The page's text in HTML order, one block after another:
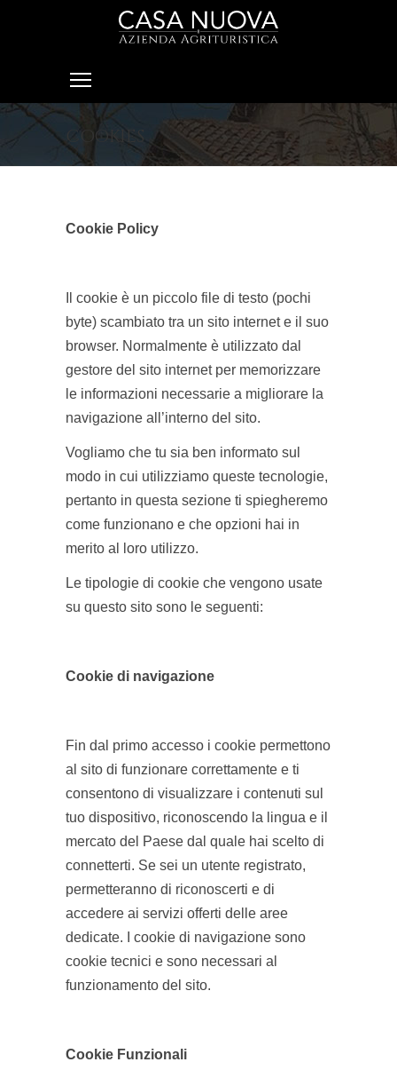
COOKIES
Cookie Policy
Il cookie è un piccolo file di testo (pochi
byte) scambiato tra un sito internet e il suo
browser. Normalmente è utilizzato dal
gestore del sito internet per memorizzare
le informazioni necessarie a migliorare la
navigazione all’interno del sito.
Vogliamo che tu sia ben informato sul
modo in cui utilizziamo queste tecnologie,
pertanto in questa sezione ti spiegheremo
come funzionano e che opzioni hai in
merito al loro utilizzo.
Le tipologie di cookie che vengono usate
su questo sito sono le seguenti:
Cookie di navigazione
Fin dal primo accesso i cookie permettono
al sito di funzionare correttamente e ti
consentono di visualizzare i contenuti sul
tuo dispositivo, riconoscendo la lingua e il
mercato del Paese dal quale hai scelto di
connetterti. Se sei un utente registrato,
permetteranno di riconoscerti e di
accedere ai servizi offerti delle aree
dedicate. I cookie di navigazione sono
cookie tecnici e sono necessari al
funzionamento del sito.
Cookie Funzionali